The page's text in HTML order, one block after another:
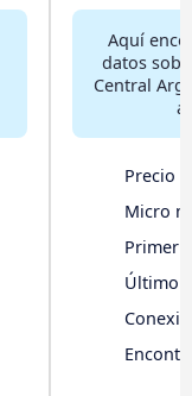
Aquí
datos
Central
a
Precio
Micro
Primer
Último